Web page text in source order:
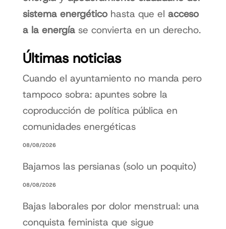
sistema energéticohasta que el acceso
a la energíase convierta en un derecho.
Últimas noticias
Cuando el ayuntamiento no manda pero
tampoco sobra: apuntes sobre la
coproducción de política pública en
comunidades energéticas
08/08/2026
Bajamos las persianas (solo un poquito)
08/08/2026
Bajas laborales por dolor menstrual: una
conquista feminista que sigue